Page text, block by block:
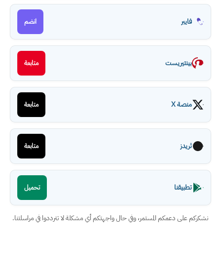
فايبر انضم
بينتيريست متابعة
منصة X متابعة
ثريدز متابعة
تطبيقنا تحميل
نشكركم على دعمكم المستمر، وفي حال واجهتكم أي مشكلة لا تترددوا في مراسلتنا.